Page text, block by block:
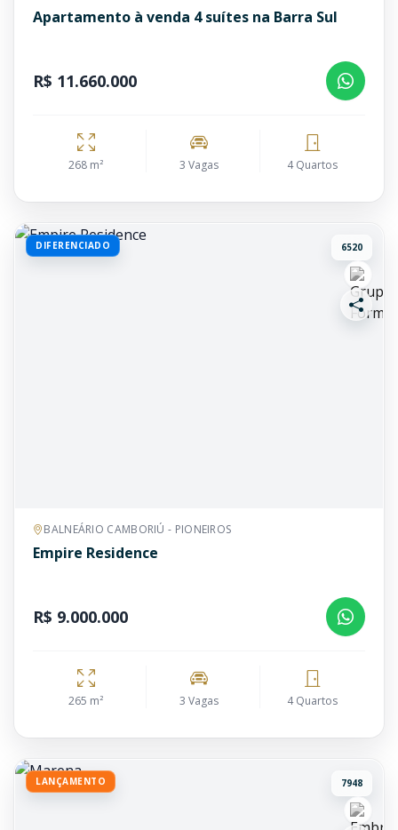
Apartamento à venda 4 suítes na Barra Sul
R$ 11.660.000
268 m² 3 Vagas 4 Quartos
DIFERENCIADO 6520
BALNEÁRIO CAMBORIÚ - PIONEIROS
Empire Residence
R$ 9.000.000
265 m² 3 Vagas 4 Quartos
LANÇAMENTO 7948